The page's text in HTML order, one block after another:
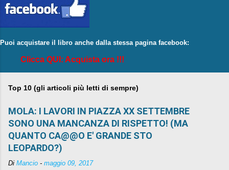
Puoi acquistare il libro anche dalla stessa pagina facebook:
Clicca QUI: Acquista ora !!!
Top 10 (gli articoli più letti di sempre)
MOLA: I LAVORI IN PIAZZA XX SETTEMBRE
SONO UNA MANCANZA DI RISPETTO! (MA
QUANTO CA@@O E' GRANDE STO
LEOPARDO?)
Di Mancio - maggio 09, 2017